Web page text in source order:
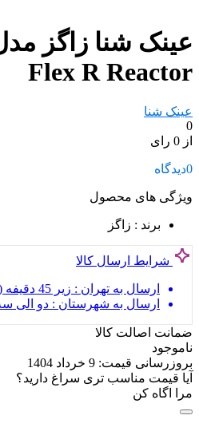
Flex R Reactor
عینک شنا
0
از 0 رای
0دیدگاه
ویژگی های محصول
برند : زاگز
شرایط ارسال کالا
ارسال به تهران : زیر 45 دقیفه (کاملا رایگان)
ارسال به شهرستان : دو الی
ضمانت اصالت کالا
ناموجود
بروزرسانی قیمت: 9 خرداد 1404
آیا قیمت مناسب تری سراغ دارید؟
مرا اگاه کن